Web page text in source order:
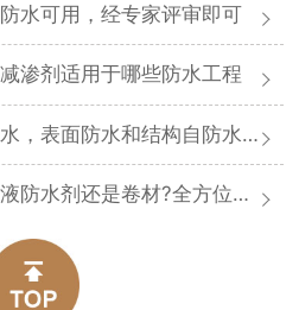
水可用，经专家评审即可
渗剂适用于哪些防水工程
表面防水和结构自防水差在哪
剂还是卷材?全方位对比分析